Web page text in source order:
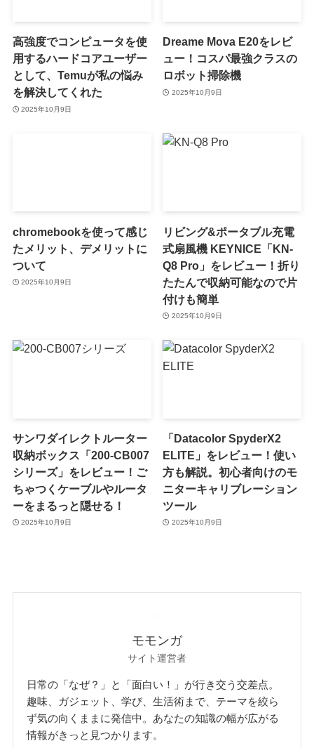
高強度でコンピュータを使
用するハードコアユーザー
として、Temuが私の悩み
を解決してくれた
2025年10月9日
Dreame Mova E20をレビ
ュー！コスパ最強クラスの
ロボット掃除機
2025年10月9日
chromebookを使って感じ
たメリット、デメリットに
ついて
2025年10月9日
リビング&ポータブル充電
式扇風機 KEYNICE「KN-
Q8 Pro」をレビュー！折り
たたんで収納可能なので片
付けも簡単
2025年10月9日
サンワダイレクトルーター
収納ボックス「200-CB007
シリーズ」をレビュー！ご
ちゃつくケーブルやルータ
ーをまるっと隠せる！
2025年10月9日
「Datacolor SpyderX2
ELITE」をレビュー！使い
方も解説。初心者向けのモ
ニターキャリブレーション
ツール
2025年10月9日
モモンガ
サイト運営者
日常の「なぜ？」と「面白い！」が行き交う交差点。
趣味、ガジェット、学び、生活術まで、テーマを絞ら
ず気の向くままに発信中。あなたの知識の幅が広がる
情報がきっと見つかります。